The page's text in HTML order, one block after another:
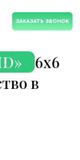
ЗАКАЗАТЬ ЗВОНОК
6х6
в